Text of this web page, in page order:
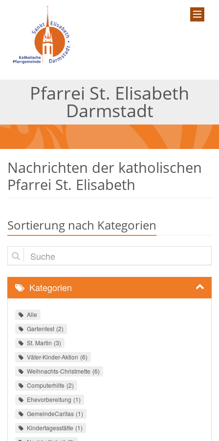
Pfarrei St. Elisabeth
Darmstadt
Nachrichten der katholischen
Pfarrei St. Elisabeth
Sortierung nach Kategorien
Suche
Kategorien
Alle
Gartenfest 2
St. Martin 3
Väter-Kinder-Aktion 6
Weihnachts-Christmette 6
Computerhilfe 2
Ehevorbereitung 1
GemeindeCaritas 1
Kindertagesstätte 1